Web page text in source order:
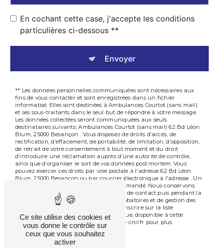
En cochant cette case, j'accepte les conditions
particulières ci-dessous **
Envoyer
** Les données personnelles communiquées sont nécessaires aux
fins de vous contacter et sont enregistrées dans un fichier
informatisé. Elles sont destinées à Ambulances Courtot (sans mail)
et ses sous-traitants dans le seul but de répondre à votre message.
Les données collectées seront communiquées aux seuls
destinataires suivants: Ambulances Courtot (sans mail) 62 Bd Léon
Blum, 25000 Besançon . Vous disposez de droits d’accès, de
rectification, d’effacement, de portabilité, de limitation, d’opposition,
de retrait de votre consentement à tout moment et du droit
d’introduire une réclamation auprès d’une autorité de contrôle,
ainsi que d’organiser le sort de vos données post-mortem. Vous
pouvez exercer ces droits par voie postale à l'adresse 62 Bd Léon
Blum, 25000 Besançon ou par courrier électronique à l'adresse . Un
justificatif d'identité pourra vous être demandé. Nous conservons
vos données pendant la période de prise de contact puis pendant la
durée de prescription légale aux fins probatoires et de gestion des
contentieux. Vous avez le droit de vous inscrire sur la liste
d'opposition au démarchage téléphonique, disponible à cette
Bloctel.gouv.fr
. Consultez le site cnil.fr pour plus
d’informations sur vos droits.
Ce site utilise des cookies et
vous donne le contrôle sur
ceux que vous souhaitez
activer